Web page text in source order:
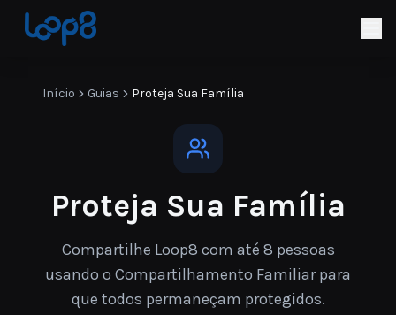
Início Guias Proteja Sua Família
Proteja Sua Família
Compartilhe Loop8 com até 8 pessoas
usando o Compartilhamento Familiar para
que todos permaneçam protegidos.